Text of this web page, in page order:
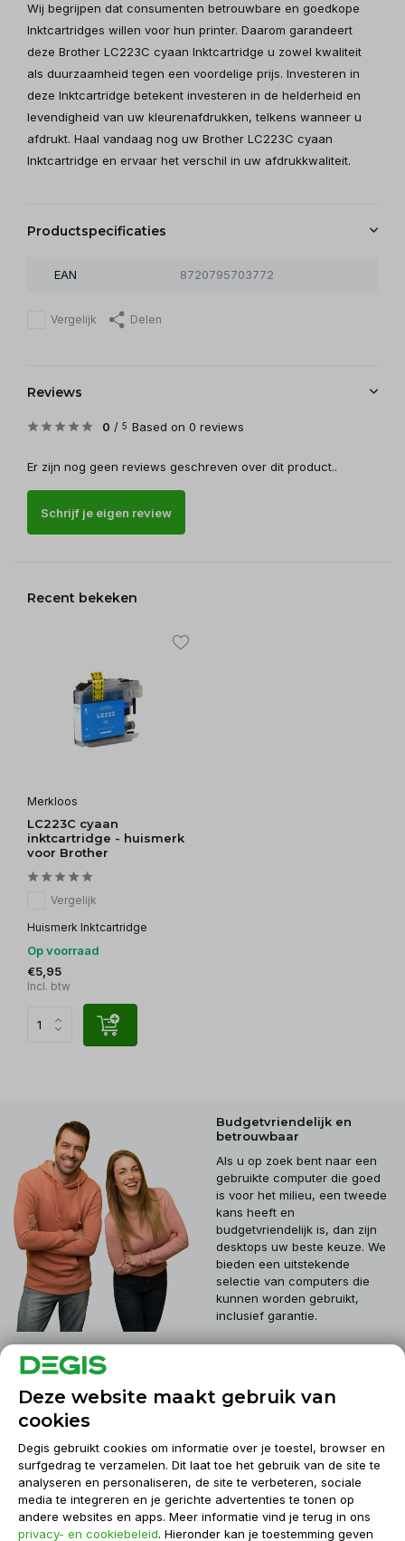
Wij begrijpen dat consumenten betrouwbare en goedkope
Inktcartridges willen voor hun printer. Daarom garandeert
deze Brother LC223C cyaan Inktcartridge u zowel kwaliteit
als duurzaamheid tegen een voordelige prijs. Investeren in
deze Inktcartridge betekent investeren in de helderheid en
levendigheid van uw kleurenafdrukken, telkens wanneer u
afdrukt. Haal vandaag nog uw Brother LC223C cyaan
Inktcartridge en ervaar het verschil in uw afdrukkwaliteit.
Productspecificaties
EAN 8720795703772
Vergelijk Delen
Reviews
0 / 5 Based on 0 reviews
Er zijn nog geen reviews geschreven over dit product..
Schrijf je eigen review
Recent bekeken
Merkloos
LC223C cyaan
inktcartridge - huismerk
voor Brother
Vergelijk
Huismerk Inktcartridge
Op voorraad
€5,95
Incl. btw
Budgetvriendelijk en
betrouwbaar
Als u op zoek bent naar een
gebruikte computer die goed
is voor het milieu, een tweede
kans heeft en
budgetvriendelijk is, dan zijn
desktops uw beste keuze. We
bieden een uitstekende
selectie van computers die
kunnen worden gebruikt,
inclusief garantie.
Klantenservice
Informatie
Deze website maakt gebruik van
cookies
Degis gebruikt cookies om informatie over je toestel, browser en
surfgedrag te verzamelen. Dit laat toe het gebruik van de site te
analyseren en personaliseren, de site te verbeteren, sociale
media te integreren en je gerichte advertenties te tonen op
andere websites en apps. Meer informatie vind je terug in ons
privacy- en cookiebeleid. Hieronder kan je toestemming geven